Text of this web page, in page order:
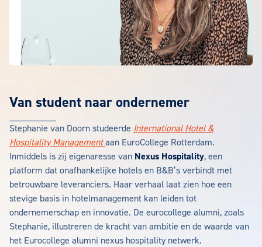
Van student naar ondernemer
Stephanie van Doorn studeerde International Hotel &
Hospitality Management aan EuroCollege Rotterdam.
Inmiddels is zij eigenaresse van Nexus Hospitality, een
platform dat onafhankelijke hotels en B&B’s verbindt met
betrouwbare leveranciers. Haar verhaal laat zien hoe een
stevige basis in hotelmanagement kan leiden tot
ondernemerschap en innovatie. De eurocollege alumni, zoals
Stephanie, illustreren de kracht van ambitie en de waarde van
het Eurocollege alumni nexus hospitality netwerk.